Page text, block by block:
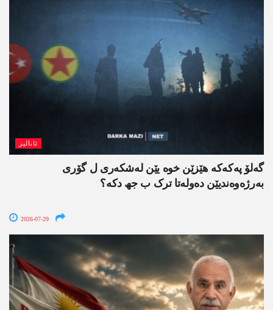
ئانالیز
گەلۆ پەکەکە ھێزێن خوە یێن لەشکەری ل گۆری
بەرژەوەندیێن دەولەتا ترک ب جھ دکە؟
2026-07-29